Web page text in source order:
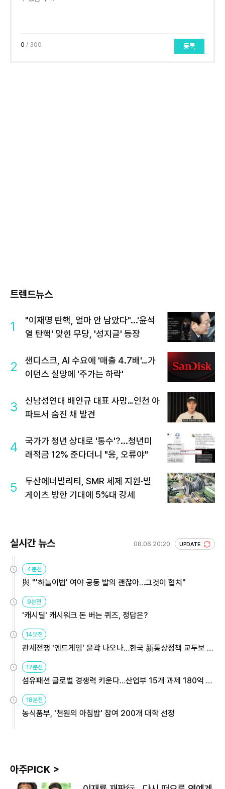
0 / 300 등록
트렌드뉴스
1
"이재명 탄핵, 얼마 안 남았다"...'윤석
열 탄핵' 맞힌 무당, '성지글' 등장
2
샌디스크, AI 수요에 '매출 4.7배'…가
이던스 실망에 '주가는 하락'
3
신남성연대 배인규 대표 사망…인천 아
파트서 숨진 채 발견
4
국가가 청년 상대로 '통수'?...청년미
래적금 12% 준다더니 "응, 오류야"
5
두산에너빌리티, SMR 세제 지원·빌
게이츠 방한 기대에 5%대 강세
실시간 뉴스 08.06 20:20 UPDATE
4분전
與 "'하늘이법' 여야 공동 발의 괜찮아…그것이 협치"
9분전
'캐시딜' 캐시워크 돈 버는 퀴즈, 정답은?
14분전
관세전쟁 '엔드게임' 윤곽 나오나…한국 新통상정책 교두보 활
17분전
섬유패션 글로벌 경쟁력 키운다…산업부 15개 과제 180억 지
18분전
농식품부, '천원의 아침밥' 참여 200개 대학 선정
아주PICK >